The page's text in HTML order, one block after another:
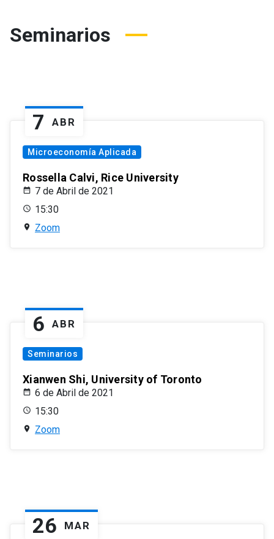
Seminarios
7 ABR
Microeconomía Aplicada
Rossella Calvi, Rice University
7 de Abril de 2021
15:30
Zoom
6 ABR
Seminarios
Xianwen Shi, University of Toronto
6 de Abril de 2021
15:30
Zoom
26 MAR